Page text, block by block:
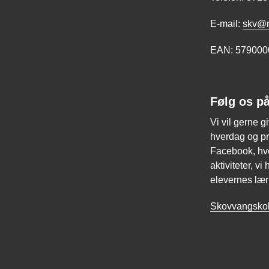
E-mail:
EAN:
Følg os
Vi vil gerne
hverdag og
Facebook,
aktiviteter, vi
elevernes